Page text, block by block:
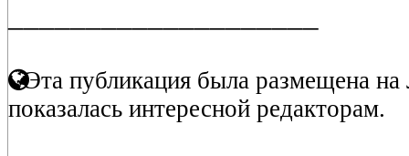
Эта публикация была размещена на
показалась интересной редакторам.